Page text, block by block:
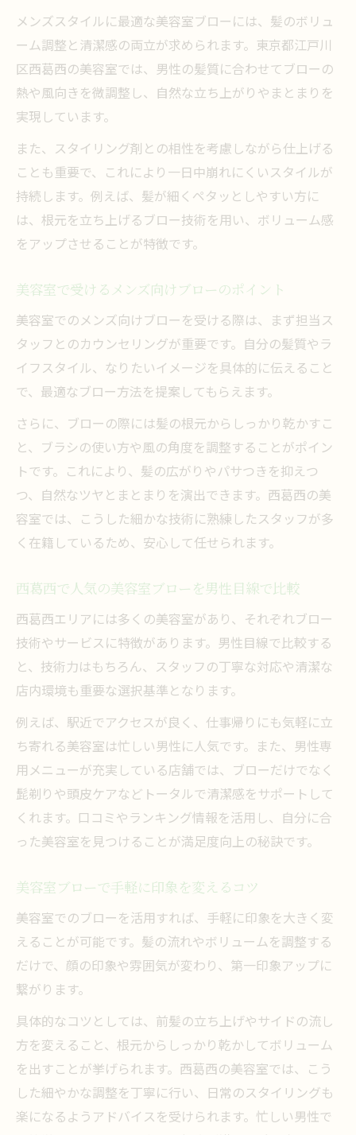
メンズスタイルに最適な美容室ブローには、髪のボリュ
ーム調整と清潔感の両立が求められます。東京都江戸川
区西葛西の美容室では、男性の髪質に合わせてブローの
熱や風向きを微調整し、自然な立ち上がりやまとまりを
実現しています。
また、スタイリング剤との相性を考慮しながら仕上げる
ことも重要で、これにより一日中崩れにくいスタイルが
持続します。例えば、髪が細くペタッとしやすい方に
は、根元を立ち上げるブロー技術を用い、ボリューム感
をアップさせることが特徴です。
美容室で受けるメンズ向けブローのポイント
美容室でのメンズ向けブローを受ける際は、まず担当ス
タッフとのカウンセリングが重要です。自分の髪質やラ
イフスタイル、なりたいイメージを具体的に伝えること
で、最適なブロー方法を提案してもらえます。
さらに、ブローの際には髪の根元からしっかり乾かすこ
と、ブラシの使い方や風の角度を調整することがポイン
トです。これにより、髪の広がりやパサつきを抑えつ
つ、自然なツヤとまとまりを演出できます。西葛西の美
容室では、こうした細かな技術に熟練したスタッフが多
く在籍しているため、安心して任せられます。
西葛西で人気の美容室ブローを男性目線で比較
西葛西エリアには多くの美容室があり、それぞれブロー
技術やサービスに特徴があります。男性目線で比較する
と、技術力はもちろん、スタッフの丁寧な対応や清潔な
店内環境も重要な選択基準となります。
例えば、駅近でアクセスが良く、仕事帰りにも気軽に立
ち寄れる美容室は忙しい男性に人気です。また、男性専
用メニューが充実している店舗では、ブローだけでなく
髭剃りや頭皮ケアなどトータルで清潔感をサポートして
くれます。口コミやランキング情報を活用し、自分に合
った美容室を見つけることが満足度向上の秘訣です。
美容室ブローで手軽に印象を変えるコツ
美容室でのブローを活用すれば、手軽に印象を大きく変
えることが可能です。髪の流れやボリュームを調整する
だけで、顔の印象や雰囲気が変わり、第一印象アップに
繋がります。
具体的なコツとしては、前髪の立ち上げやサイドの流し
方を変えること、根元からしっかり乾かしてボリューム
を出すことが挙げられます。西葛西の美容室では、こう
した細やかな調整を丁寧に行い、日常のスタイリングも
楽になるようアドバイスを受けられます。忙しい男性で